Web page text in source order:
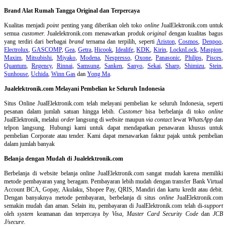
Brand Alat Rumah Tangga Original dan Terpercaya
Kualitas menjadipointpenting yang diberikan oleh toko onlineJualElektronik.com untuk
semua customer. Jualelektronik.com menawarkan produkoriginal dengan kualitas bagus
yang terdiri dari berbagai brandternama dan terpilih, seperti Ariston,Cosmos,Denpoo,
Electrolux, GASCOMP,Gea, Getra,Hicook, Idealife,KDK, Kirin, LocknLock,Maspion,
Maxim,Mitsubishi, Miyako,Modena, Nespresso, Oxone,Panasonic, Philips, Pisces,
Quantum, Regency, Rinnai,Samsung,Sanken, Sanyo, Sekai,Sharp,Shimizu,Stein,
Sunhouse, Uchida, Winn Gas dan Yong Ma.
Jualelektronik.com Melayani Pembelian ke Seluruh Indonesia
Situs Online JualElektronik.com telah melayani pembelian ke seluruh Indonesia, seperti
pesanan dalam jumlah satuan hingga lebih. Customerbisa berbelanja di tokoonline
JualElektronik, melalui orderlangsung diwebsite maupun via contactlewat WhatsAppdan
telpon langsung. Hubungi kami untuk dapat mendapatkan penawaran khusus untuk
pembelian Corporate atau tender. Kami dapat menawarkan faktur pajak untuk pembelian
dalam jumlah banyak
Belanja dengan Mudah di Jualelektronik.com
Berbelanja diwebsite belanja online JualElektronik.com sangat mudah karena memiliki
metode pembayaran yang beragam. Pembayaran lebih mudah dengan transfer Bank Virtual
Account BCA, Gopay, Akulaku, Shopee Pay, QRIS, Mandiri dan kartu kredit atau debit.
Dengan banyaknya metode pembayaran, berbelanja di situs onlineJualElektronik.com
semakin mudah dan aman. Selain itu, pembayaran di JualElektronik.com telah di-support
olehsystem keamanan dan terpercayaby Visa, Master Card Security Codedan JCB
J/secure.